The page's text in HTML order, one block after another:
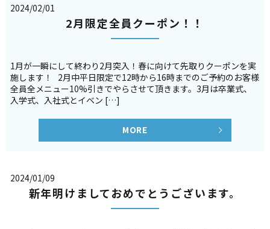
2024/02/01
2月限定全員クーポン！！
1月が一瞬にして終わり2月突入！春に向けて先取りクーポンを実
施します！ 2月中平日限定で12時から16時までのご予約のお客様
全員全メニュー10%引きでやらさせて頂きます。3月は卒業式、
入学式、入社式とイベン […]
MORE
2024/01/09
新年明けましておめでとうございます。